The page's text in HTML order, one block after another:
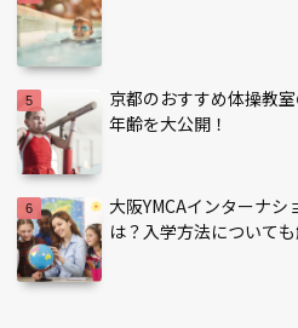
京都のおすすめ体操教
年齢を大公開！
大阪YMCAインターナ
は？入学方法についても